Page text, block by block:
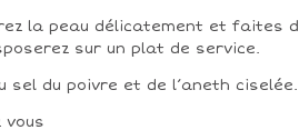
la peau délicatement et faites
sur un plat de service.
sel du poivre et de l’aneth ciselée.
vous